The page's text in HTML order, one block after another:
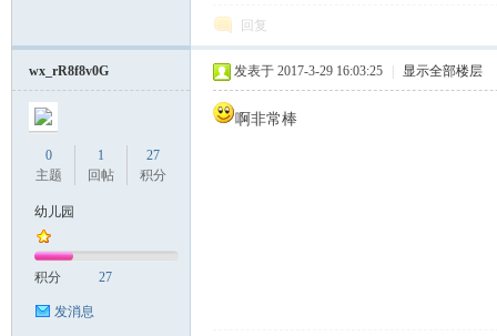
回复
wx_rR8f8v0G
0
主题
1
回帖
27
积分
幼儿园
积分 27
发消息
发表于 2017-3-29 16:03:25 显示全部楼层
啊非常棒